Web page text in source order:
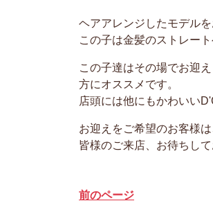
ヘアアレンジしたモデル
この子は金髪のストレー
この子達はその場でお迎
方にオススメです。
店頭には他にもかわいい
お迎えをご希望のお客様
皆様のご来店、お待ちし
前のページ